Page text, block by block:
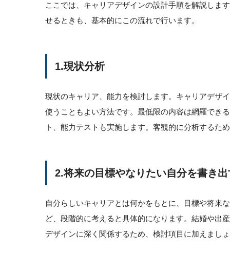
ここでは、キャリアデザインの設計手順を解説しま
せるときも、基本的にこの流れで行います。
1.現状分析
現状のキャリア、能力を検討します。キャリアデザ
使うこともよい方法です。最低限の内容は網羅でき
ト、能力テストも実施します。客観的に分析するた
2.将来の目標やなりたい自分を書き出
自分らしいキャリアとは何かをもとに、目標や将来
ど、段階的に考えると具体的になります。結婚や出
デザインに深く関係するため、検討項目に加えまし